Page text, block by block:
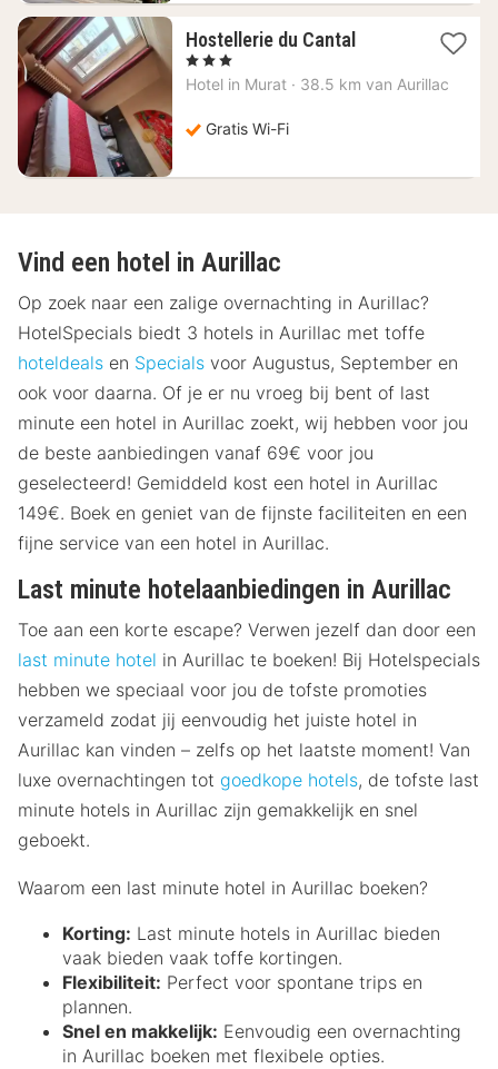
Hostellerie du Cantal1
vanaf
, 3 Sterren
Hotel in Murat · 38.5 km van Aurillac
Gratis Wi-Fi
Vind een hotel in Aurillac
Op zoek naar een zalige overnachting in Aurillac?
HotelSpecials biedt 3 hotels in Aurillac met toffe
hoteldeals en Specials voor Augustus, September en
ook voor daarna. Of je er nu vroeg bij bent of last
minute een hotel in Aurillac zoekt, wij hebben voor jou
de beste aanbiedingen vanaf 69€ voor jou
geselecteerd! Gemiddeld kost een hotel in Aurillac
149€. Boek en geniet van de fijnste faciliteiten en een
fijne service van een hotel in Aurillac.
Last minute hotelaanbiedingen in Aurillac
Toe aan een korte escape? Verwen jezelf dan door een
last minute hotel in Aurillac te boeken! Bij Hotelspecials
hebben we speciaal voor jou de tofste promoties
verzameld zodat jij eenvoudig het juiste hotel in
Aurillac kan vinden – zelfs op het laatste moment! Van
luxe overnachtingen tot goedkope hotels, de tofste last
minute hotels in Aurillac zijn gemakkelijk en snel
geboekt.
Waarom een last minute hotel in Aurillac boeken?
Korting: Last minute hotels in Aurillac bieden
vaak bieden vaak toffe kortingen.
Flexibiliteit: Perfect voor spontane trips en
plannen.
Snel en makkelijk: Eenvoudig een overnachting
in Aurillac boeken met flexibele opties.